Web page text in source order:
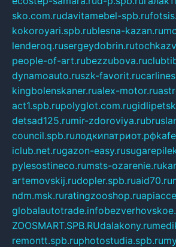
sko.com.rudavitamebel-spb.ru
kokoroyari.spb.rublesna-kazan.ru
lenderoq.rusergeydobrin.ru
people-of-art.rubezzubova.ru
dynamoauto.ruszk-favorit.ru
kingbolenskaner.rualex-motor.ru
act1.spb.rupolyglot.com.ru
detsad125.rumir-zdoroviya.ru
council.spb.ruлодкипатриот.рф
iclub.net.rugazon-easy.ru
pylesostineco.rumsts-ozarenie.ru
artemovskij.rudopler.spb.ruaid70.ru
ndm.msk.ruratingzooshop.ru
globalautotrade.info
ZOOSMART.SPB.RUdalakony.ru
remontt.spb.ruphotostudia.spb.ru